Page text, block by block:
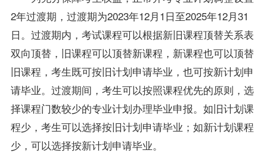
2年过渡期，过渡期为2023年12月1日至2025年12月31
日。过渡期内，考试课程可以根据新旧课程顶替关系表
双向顶替，旧课程可以顶替新课程，新课程也可以顶替
旧课程，考生既可按旧计划申请毕业，也可按新计划申
请毕业。过渡期间，考生可以按照课程优先的原则，选
择课程门数较少的专业计划办理毕业申报。如旧计划课
程少，考生可以选择按旧计划申请毕业；如新计划课程
少，可以选择按新计划申请毕业。